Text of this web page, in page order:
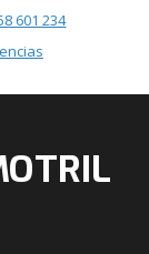
601 234